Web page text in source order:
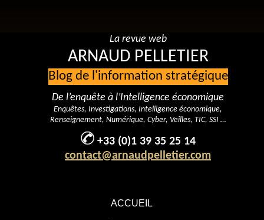
ACCUEIL
La revue web
ARNAUD PELLETIER
Blog de l'information stratégique
De l’enquête à l’Intelligence économique
Enquêtes, Investigations, Intelligence économique,
Renseignement, Numérique, Cyber, Veilles, TIC, SSI …
+33 (0)1 39 35 25 14
contact@arnaudpelletier.com